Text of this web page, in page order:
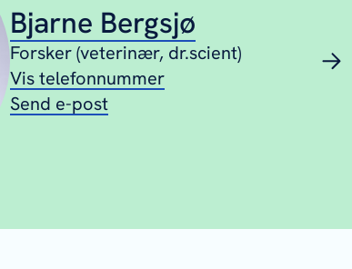
Bjarne Bergsjø
Forsker (veterinær, dr.scient)
Vis telefonnummer
Send e-post